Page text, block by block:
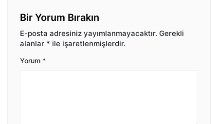
Bir Yorum Bırakın
E-posta adresiniz yayımlanmayacaktır. Gerekli
alanlar * ile işaretlenmişlerdir.
Yorum *